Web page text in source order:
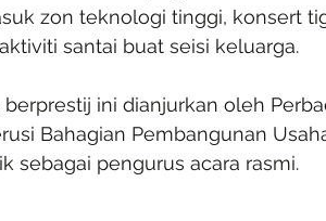
zon teknologi tinggi, konsert
santai buat seisi keluarga.
berprestij ini dianjurkan oleh
Bahagian Pembangunan
sebagai pengurus acara rasmi.